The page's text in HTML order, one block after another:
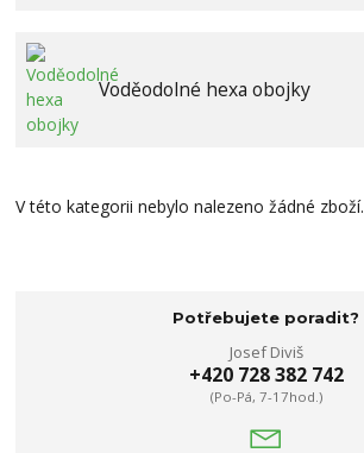
Voděodolné hexa obojky
V této kategorii nebylo nalezeno žádné zboží.
Potřebujete poradit?
Josef Diviš
+420 728 382 742
(Po-Pá, 7-17hod.)